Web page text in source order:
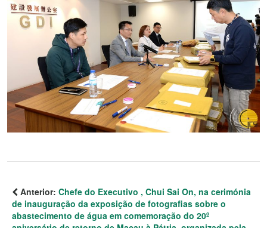
Anterior: Chefe do Executivo , Chui Sai On, na cerimónia
de inauguração da exposição de fotografias sobre o
abastecimento de água em comemoração do 20º